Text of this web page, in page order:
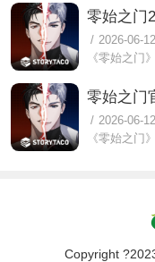
零始之门
/ 2026-06-12
零始之门
/ 2026-06-12
Copyright